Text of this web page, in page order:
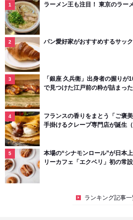
ラーメン王も注目！ 東京のラー
パン愛好家がおすすめするサッ
「銀座 久兵衛」出身者の握り
で見つけた江戸前の粋が詰まっ
フランスの香りをまとう「ご褒
手掛けるクレープ専門店が誕生（
本場の“シナモンロール”が日本
リーカフェ「エクベリ」初の常
ランキング記事